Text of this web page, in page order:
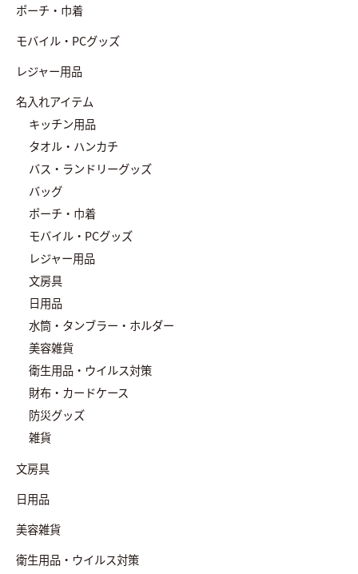
ポーチ・巾着
モバイル・PCグッズ
レジャー用品
名入れアイテム
キッチン用品
タオル・ハンカチ
バス・ランドリーグッズ
バッグ
ポーチ・巾着
モバイル・PCグッズ
レジャー用品
文房具
日用品
水筒・タンブラー・ホルダー
美容雑貨
衛生用品・ウイルス対策
財布・カードケース
防災グッズ
雑貨
文房具
日用品
美容雑貨
衛生用品・ウイルス対策